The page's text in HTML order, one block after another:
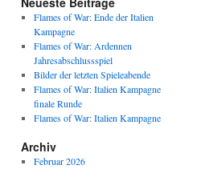
Flames of War: Ende der Italien
Kampagne
Flames of War: Ardennen
Jahresabschlussspiel
Bilder der letzten Spieleabende
Flames of War: Italien Kampagne
finale Runde
Flames of War: Italien Kampagne
Archiv
Februar 2026